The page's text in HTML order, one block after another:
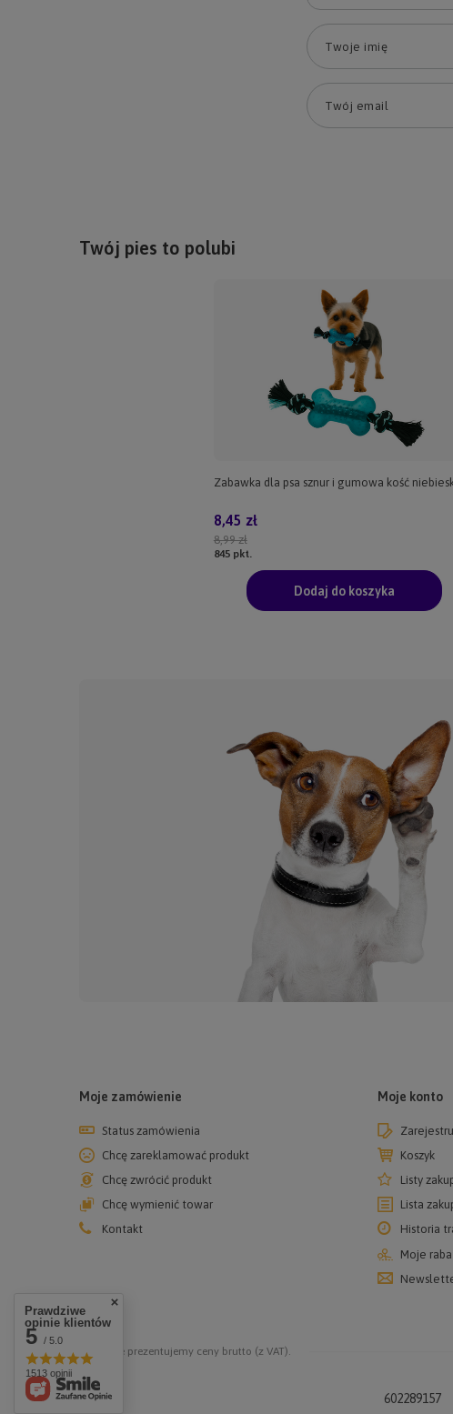
Twoje imię
Twój email
Twój pies to polubi
Zabawka dla psa sznur i gumowa kość
8,99 zł
8,45 zł
845pkt.
Dodaj do koszyka
Moje zamówienie
Status zamówienia
Chcę zareklamować produkt
Chcę zwrócić produkt
Chcę wymienić towar
Kontakt
Moje konto
Koszyk
Listy
Lista
Historia
Moje
W sklepie prezentujemy ceny brutto (z VAT).
602289157
Prawdziwe
opinie klientów
5 / 5.0
1513 opinii